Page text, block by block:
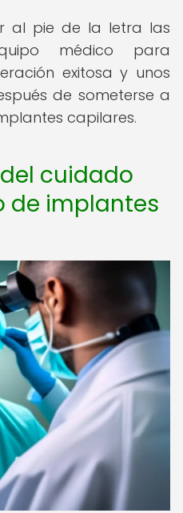
al pie de la letra las
médico para
exitosa y unos
de someterse a
capilares.
cuidado
de implantes